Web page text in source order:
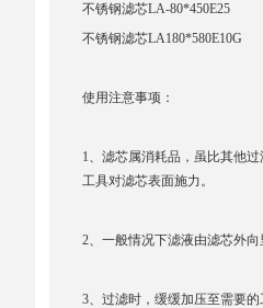
不锈钢滤芯LA-80*450E25
不锈钢滤芯LA180*580E10G
使用注意事项：
1、滤芯属消耗品，虽比其他
工具对滤芯表面施力。
2、一般情况下滤液由滤芯外
3、过滤时，缓缓加压至需要